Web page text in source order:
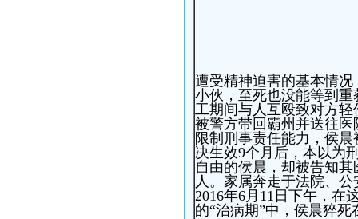
遭受精神迫害的基本情
小伙，至死也没能等到
工期间与人互殴致对方轻
被警方带回霸州并送往
限制刑事责任能力，侯
决生效9个月后，本以为
自由的侯晨，却被告知
人。家属奔走于法院、
2016年6月11日下午，在
的“治病期”中，侯晨猝